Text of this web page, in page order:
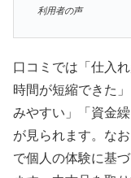
利用者の声
口コミでは「仕入
時間が短縮できた
みやすい」「資金
が見られます。な
で個人の体験に基